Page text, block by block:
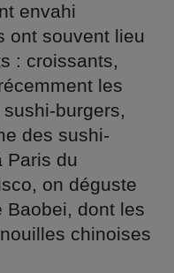
envahi
ont souvent lieu
: croissants,
les
burgers,
des sushi-
Paris du
on déguste
Baobei, dont les
chinoises